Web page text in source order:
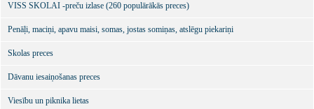
VISS SKOLAI -preču izlase (260 populārākās preces)
Penāļi, maciņi, apavu maisi, somas, jostas somiņas, atslēgu piekariņi
Skolas preces
Dāvanu iesaiņošanas preces
Viesību un piknika lietas